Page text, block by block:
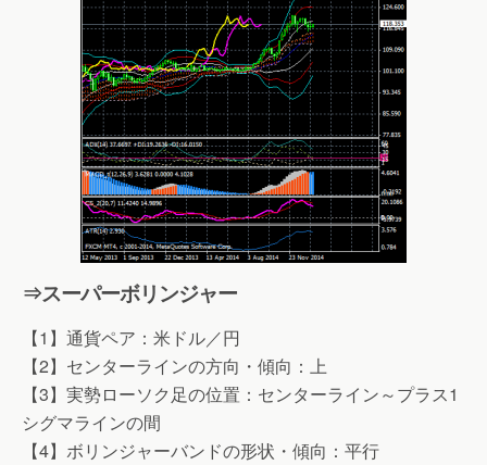
⇒スーパーボリンジャー
【1】通貨ペア：米ドル／円
【2】センターラインの方向・傾向：上
【3】実勢ローソク足の位置：センターライン～プラス1
シグマラインの間
【4】ボリンジャーバンドの形状・傾向：平行